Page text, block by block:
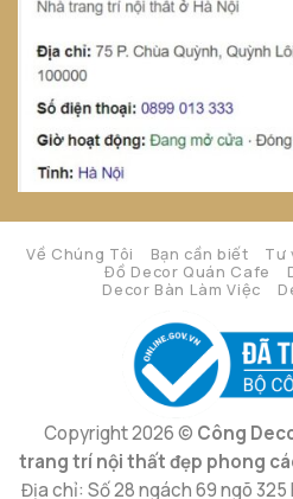
Về Chúng Tôi Bạn cần biết Tư
Đồ Decor Quán Cafe
Decor Bàn Làm Việc
Copyright 2026 © Công
trang trí nội thất đẹp phong
Địa chỉ: Số 28 ngách 69 ngõ 325